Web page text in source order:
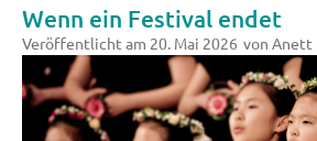
Wenn ein Festival endet
Veröffentlicht am 20. Mai 2026 von Anett